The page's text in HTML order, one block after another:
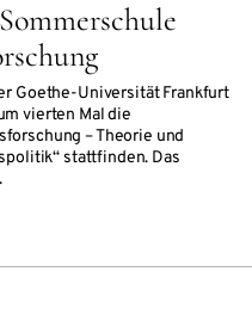
Goethe-Universität Frankfurt
vierten Mal die
– Theorie und
stattfinden. Das